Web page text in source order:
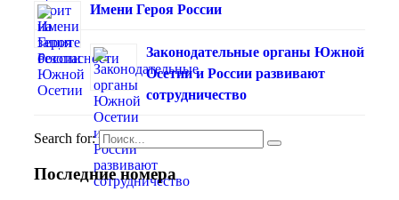
Имени Героя России
Законодательные органы Южной
Осетии и России развивают
сотрудничество
Search for:
Последние номера